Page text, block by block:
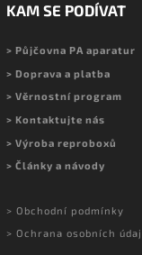
KAM SE PODÍVAT
> Půjčovna PA aparatur
> Doprava a platba
> Věrnostní program
> Kontaktujte nás
> Výroba reproboxů
> Články a návody
> Obchodní podmínky
> Ochrana osobních